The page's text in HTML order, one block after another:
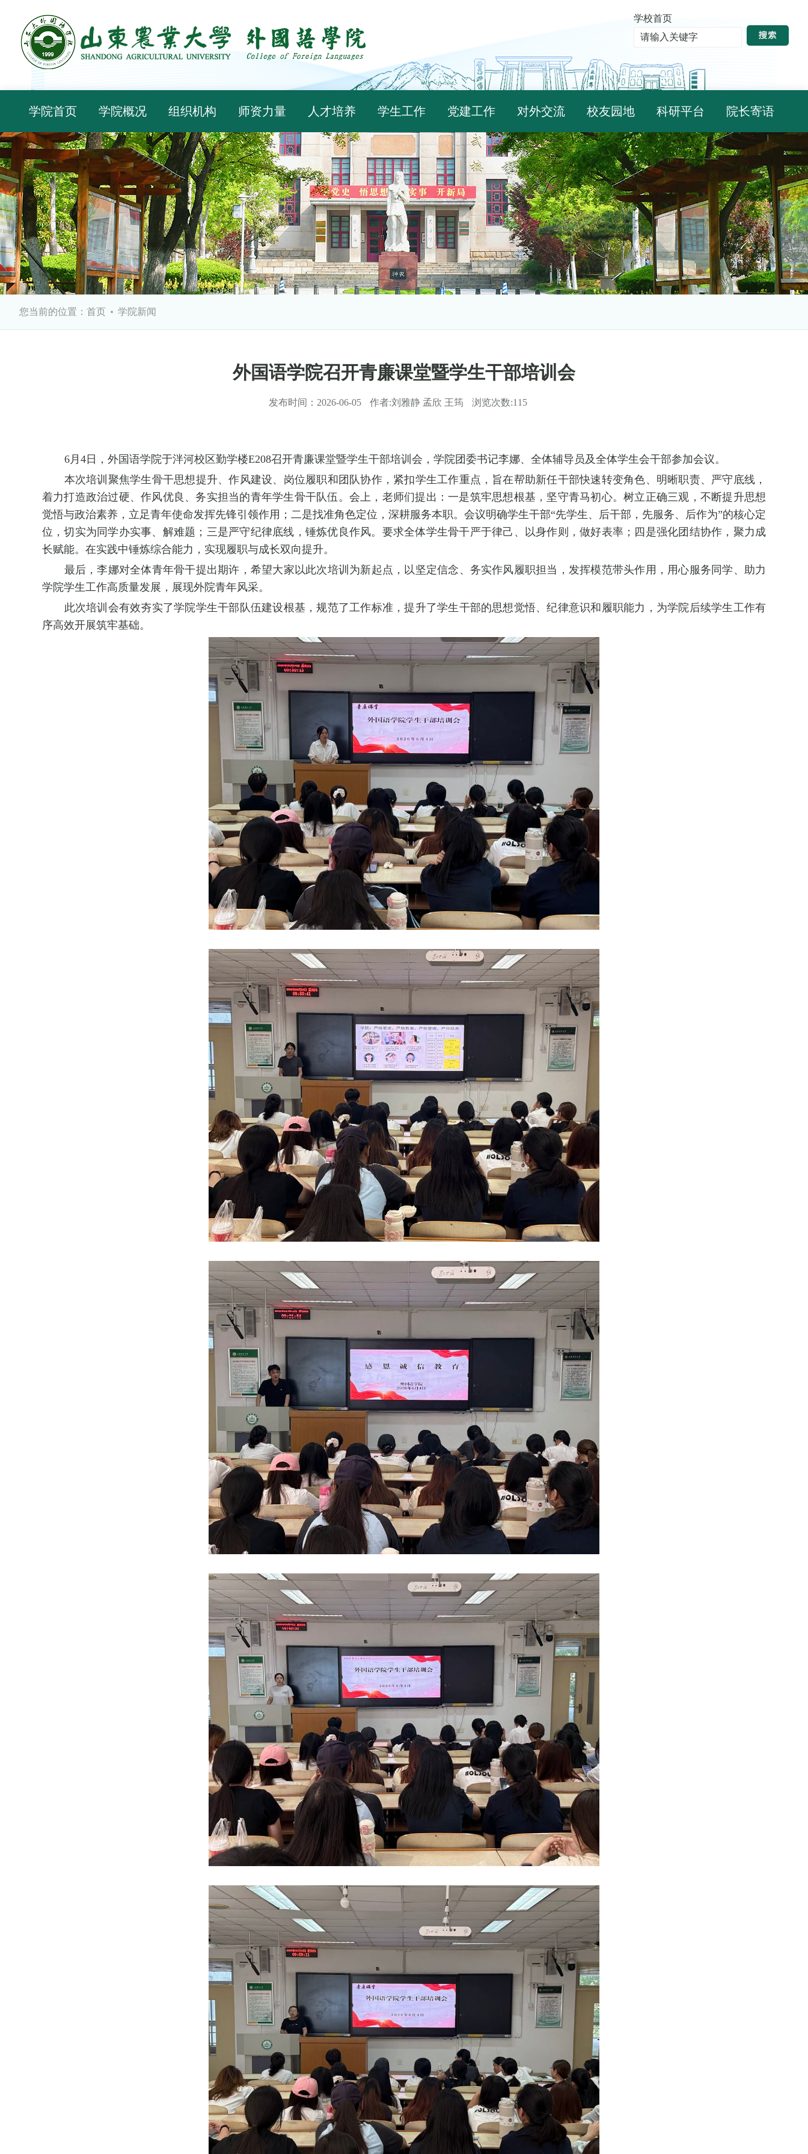
学校首页
学院首页 学院概况 组织机构 师资力量 人才培养 学生工作 党建工作 对外交流 校友园地 科研平台 院长寄语
您当前的位置： 首页 学院新闻
外国语学院召开青廉课堂暨学生干部培训会
发布时间： 2026-06-05 作者:刘雅静 孟欣 王筠 浏览次数:115
6月4日，外国语学院于泮河校区勤学楼E208召开青廉课堂暨学生干部培训会，学院团委书记李娜、全体辅导员及全体学生会干部参加会议。
本次培训聚焦学生骨干思想提升、作风建设、岗位履职和团队协作，紧扣学生工作重点，旨在帮助新任干部快速转变角色、明晰职责、严守底线，
着力打造政治过硬、作风优良、务实担当的青年学生骨干队伍。会上，老师们提出：一是筑牢思想根基，坚守青马初心。树立正确三观，不断提升思想
觉悟与政治素养，立足青年使命发挥先锋引领作用；二是找准角色定位，深耕服务本职。会议明确学生干部“先学生、后干部，先服务、后作为”的核心定
位，切实为同学办实事、解难题；三是严守纪律底线，锤炼优良作风。要求全体学生骨干严于律己、以身作则，做好表率；四是强化团结协作，聚力成
长赋能。在实践中锤炼综合能力，实现履职与成长双向提升。
最后，李娜对全体青年骨干提出期许，希望大家以此次培训为新起点，以坚定信念、务实作风履职担当，发挥模范带头作用，用心服务同学、助力
学院学生工作高质量发展，展现外院青年风采。
此次培训会有效夯实了学院学生干部队伍建设根基，规范了工作标准，提升了学生干部的思想觉悟、纪律意识和履职能力，为学院后续学生工作有
序高效开展筑牢基础。